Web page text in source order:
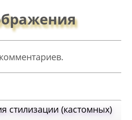
стилизации (кастомных)